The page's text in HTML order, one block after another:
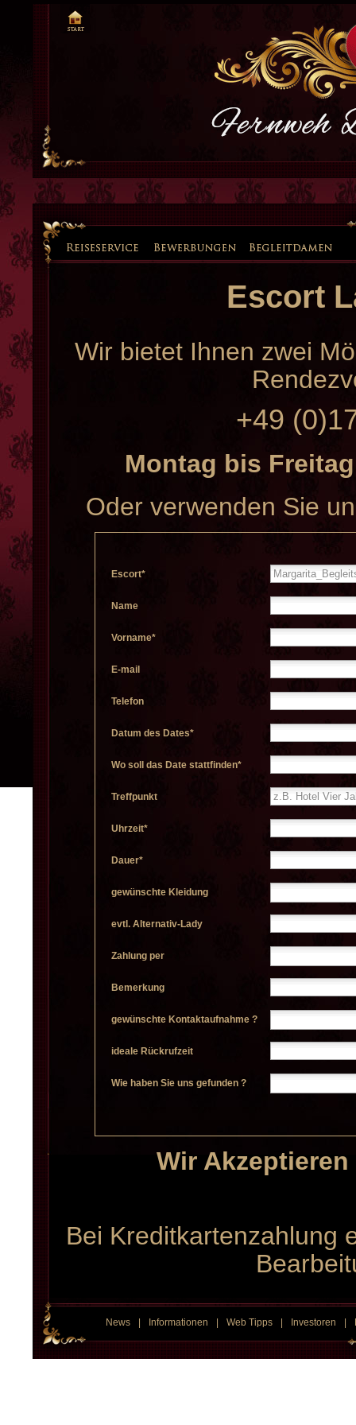
Escort
Wir bietet Ihnen zwei
+49
Montag bis
Oder verwenden Sie
Escort*
Name
Vorname*
E-mail
Telefon
Datum des Dates*
Wo soll das Date stattfinden*
Treffpunkt
Uhrzeit*
Dauer*
gewünschte Kleidung
evtl. Alternativ-Lady
Zahlung per
Bemerkung
gewünschte Kontaktaufnahme ?
ideale Rückrufzeit
Wie haben Sie uns gefunden ?
Wir
Bei Kreditkartenzahlung
News Informationen Web Tipps Investoren